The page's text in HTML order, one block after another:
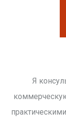
Я